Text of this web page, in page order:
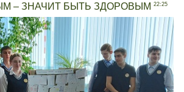
22:25
– ЗНАЧИТ БЫТЬ ЗДОРОВЫМ